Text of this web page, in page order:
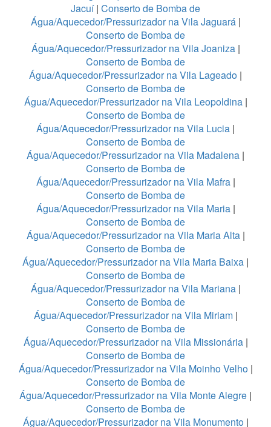
Jacuí| Conserto de Bomba de
Água/Aquecedor/Pressurizador na Vila Jaguará|
Conserto de Bomba de
Água/Aquecedor/Pressurizador na Vila Joaniza|
Conserto de Bomba de
Água/Aquecedor/Pressurizador na Vila Lageado |
Conserto de Bomba de
Água/Aquecedor/Pressurizador na Vila Leopoldina|
Conserto de Bomba de
Água/Aquecedor/Pressurizador na Vila Lucia |
Conserto de Bomba de
Água/Aquecedor/Pressurizador na Vila Madalena |
Conserto de Bomba de
Água/Aquecedor/Pressurizador na Vila Mafra |
Conserto de Bomba de
Água/Aquecedor/Pressurizador na Vila Maria|
Conserto de Bomba de
Água/Aquecedor/Pressurizador na Vila Maria Alta|
Conserto de Bomba de
Água/Aquecedor/Pressurizador na Vila Maria Baixa |
Conserto de Bomba de
Água/Aquecedor/Pressurizador na Vila Mariana|
Conserto de Bomba de
Água/Aquecedor/Pressurizador na Vila Miriam|
Conserto de Bomba de
Água/Aquecedor/Pressurizador na Vila Missionária|
Conserto de Bomba de
Água/Aquecedor/Pressurizador na Vila Moinho Velho|
Conserto de Bomba de
Água/Aquecedor/Pressurizador na Vila Monte Alegre |
Conserto de Bomba de
Água/Aquecedor/Pressurizador na Vila Monumento|